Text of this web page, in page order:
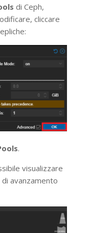
di Ceph,
cliccare
.
visualizzare
avanzamento